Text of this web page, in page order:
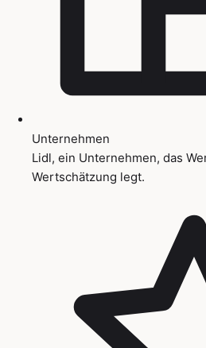
Unternehmen
Lidl, ein Unternehmen, das
Wertschätzung legt.